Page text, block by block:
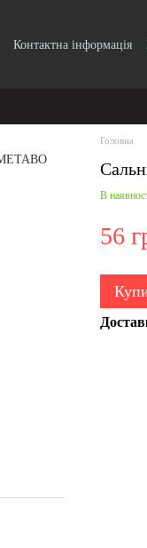
Контактна інформація
Головна
В
56